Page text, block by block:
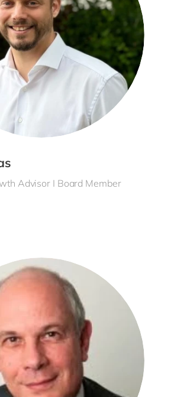
Advisor I Board Member